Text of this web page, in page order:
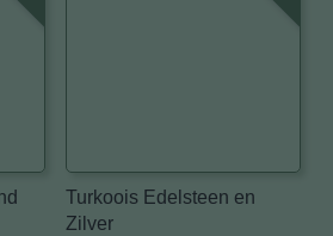
Turkoois Edelsteen en
Zilver